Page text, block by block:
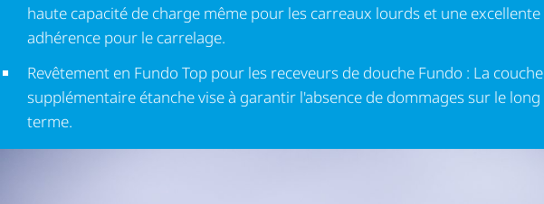
haute capacité de charge même pour les carreaux lourds et une excellente
adhérence pour le carrelage.
Revêtement en Fundo Top pour les receveurs de douche Fundo : La couche
supplémentaire étanche vise à garantir l'absence de dommages sur le long
terme.